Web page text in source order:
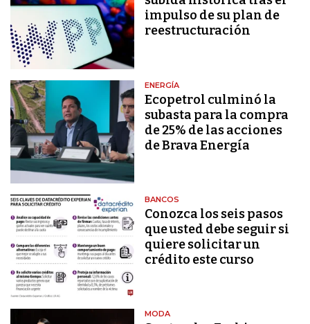
impulso de su plan de
reestructuración
ENERGÍA
Ecopetrol culminó la
subasta para la compra
de 25% de las acciones
de Brava Energía
BANCOS
Conozca los seis pasos
que usted debe seguir si
quiere solicitar un
crédito este curso
MODA